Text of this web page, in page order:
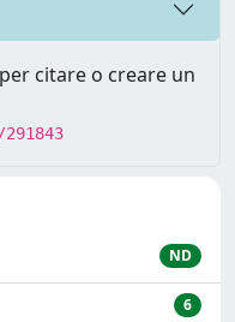
citare o creare un
ND
6